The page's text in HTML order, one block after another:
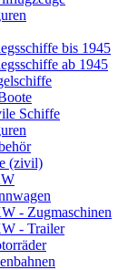
bis 1945
ab 1945
Schiffe
(zivil)
- Zugmaschinen
- Trailer